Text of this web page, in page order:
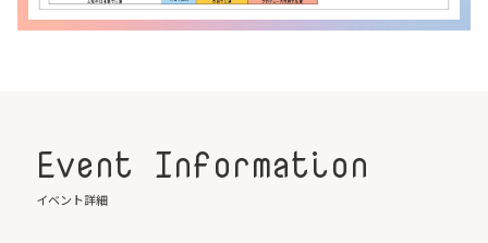
Event Information
イベント詳細